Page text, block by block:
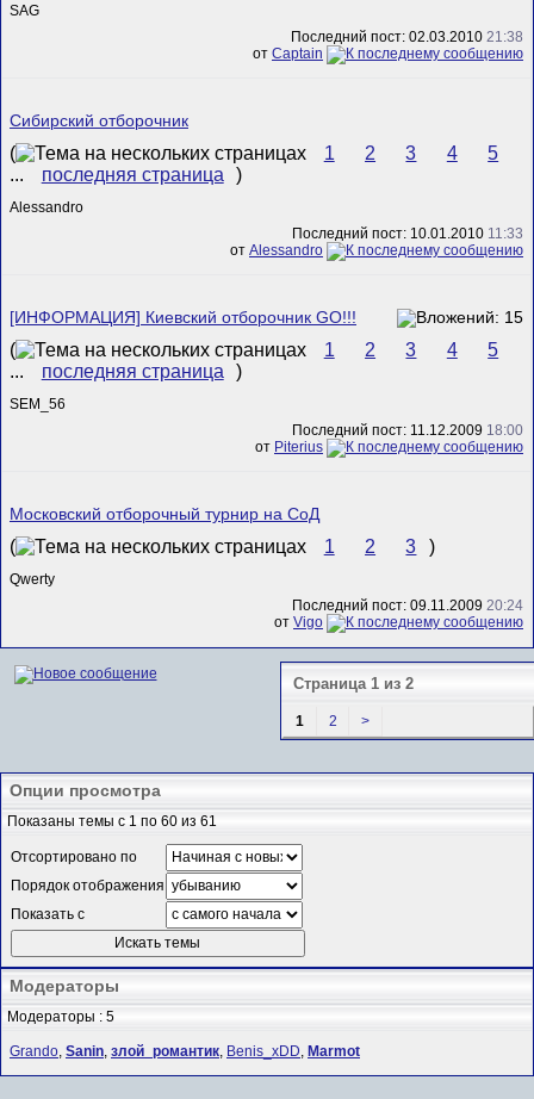
SAG
Последний пост: 02.03.2010 21:38
от Captain
Сибирский отборочник
( 1 2 3 4
5
...
последняя страница )
Alessandro
Последний пост: 10.01.2010 11:33
от Alessandro
[ИНФОРМАЦИЯ] Киевский отборочник GO!!!
( 1 2 3 4
5
...
последняя страница )
SEM_56
Последний пост: 11.12.2009 18:00
от Piterius
Московский отборочный турнир на СоД
( 1 2 3 )
Qwerty
Последний пост: 09.11.2009 20:24
от Vigo
Страница 1 из 2
1 2 >
Опции просмотра
Показаны темы с 1 по 60 из 61
Отсортировано по
Порядок отображения
Показать с
Модераторы
Модераторы : 5
Grando, Sanin, злой_романтик, Benis_xDD, Marmot